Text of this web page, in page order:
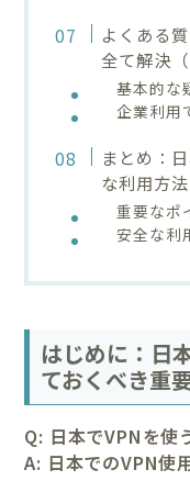
よくある
全て解決（
基本的な
企業利用
まとめ：
な利用方法
重要なポ
安全な利
はじめに：日
ておくべき重
Q: 日本でVPNを使
A: 日本でのVPN使